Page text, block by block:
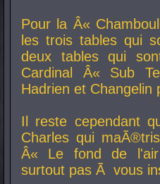
Pour la Â«
les trois tables qui
deux tables qui
Cardinal
Â« Sub
Hadrien et Changelin
Il reste cependant
Charles qui
Â« Le fond de
surtout pas Ã vous